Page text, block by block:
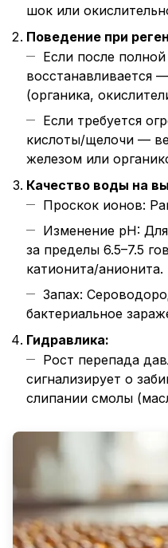
шок или
Поведение при
Если после
восстанавливается
(органика,
Если требуется
кислоты/щелочи —
железом или
Качество воды на
Проскок ионов:
Изменение pH:
за пределы 6.5–7.5
катионита/анионита.
Запах:
бактериальное
Гидравлика:
Рост перепада
сигнализирует о
слипании смолы